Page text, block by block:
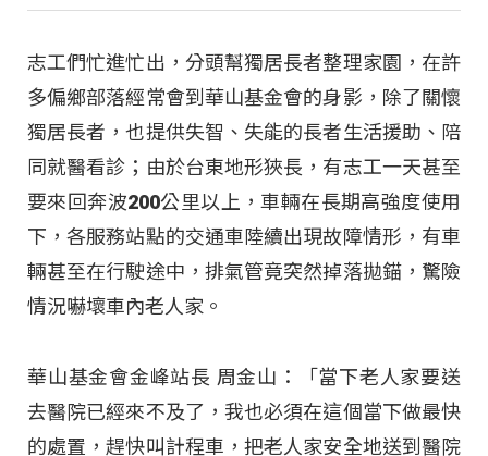
志工們忙進忙出，分頭幫獨居長者整理家園，在許
多偏鄉部落經常會到華山基金會的身影，除了關懷
獨居長者，也提供失智、失能的長者生活援助、陪
同就醫看診；由於台東地形狹長，有志工一天甚至
要來回奔波200公里以上，車輛在長期高強度使用
下，各服務站點的交通車陸續出現故障情形，有車
輛甚至在行駛途中，排氣管竟突然掉落拋錨，驚險
情況嚇壞車內老人家。
華山基金會金峰站長 周金山：「當下老人家要送
去醫院已經來不及了，我也必須在這個當下做最快
的處置，趕快叫計程車，把老人家安全地送到醫院